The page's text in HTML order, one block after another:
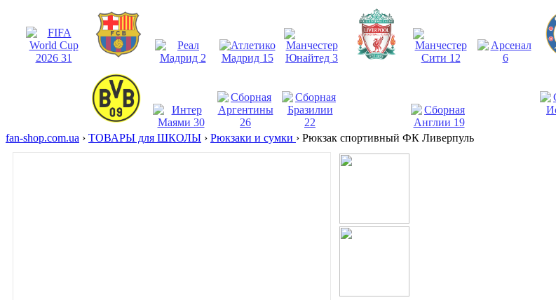
fan-shop.com.ua › ТОВАРЫ для ШКОЛЫ › Рюкзаки и сумки › Рюкзак спортивный ФК Ливерпуль